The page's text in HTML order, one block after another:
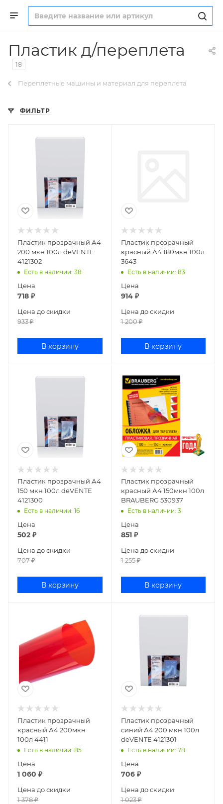
Пластик д/переплета
18
Переплетные машины и материал для переплета
ФИЛЬТР
Пластик прозрачный А4
200 мкн 100л deVENTE
4121302
Есть в наличии: 38
Цена
718 ₽
Цена до скидки
933₽
В корзину
Пластик прозрачный
красный А4 180мкн 100л
3643
Есть в наличии: 83
Цена
914₽
Цена до скидки
1 200₽
В корзину
Пластик прозрачный А4
150 мкн 100л deVENTE
4121300
Есть в наличии: 16
Цена
502 ₽
Цена до скидки
707₽
В корзину
Пластик прозрачный
красный А4 150мкн 100л
BRAUBERG 530937
Есть в наличии: 3
Цена
851₽
Цена до скидки
1 255₽
В корзину
Пластик прозрачный
красный А4 200мкн
100л 4411
Есть в наличии: 85
Цена
1 060 ₽
Цена до скидки
1 378₽
Пластик прозрачный
синий А4 200 мкн 100л
deVENTE 4121301
Есть в наличии: 78
Цена
706₽
Цена до скидки
1 023₽